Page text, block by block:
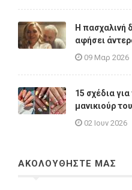
Η πασχαλινή
αφήσει
09 Μαρ 2026
15 σχέδια
μανικιούρ
02 Ιουν 2026
ΑΚΟΛΟΥΘΗΣΤΕ ΜΑΣ